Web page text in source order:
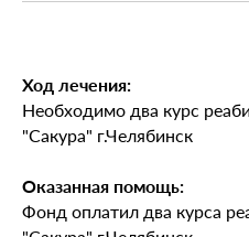
Ход лечения:
Необходимо два курс
"Сакура" г.Челябинск
Оказанная помощь:
Фонд оплатил два курса